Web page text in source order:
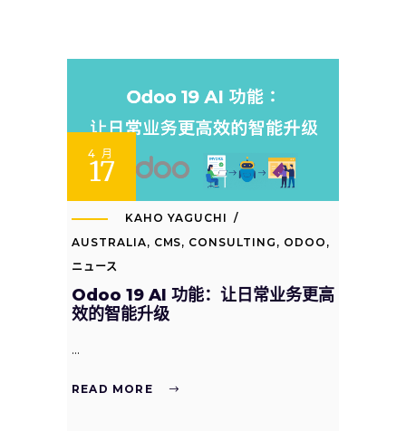
4 月
17
KAHO YAGUCHI
AUSTRALIA, CMS, CONSULTING , ODOO ,
ニュース
Odoo 19 AI 功能：让日常业务更高
效的智能升级
READ MORE